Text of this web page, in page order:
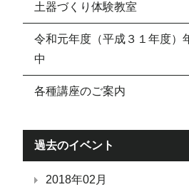
土器づくり体験教室
令和元年度（平成３１年度）
中
各種講座のご案内
過去のイベント
2018年02月